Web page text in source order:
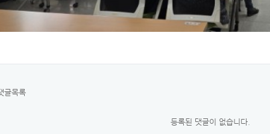
글목록
등록된 댓글이 없습니다.